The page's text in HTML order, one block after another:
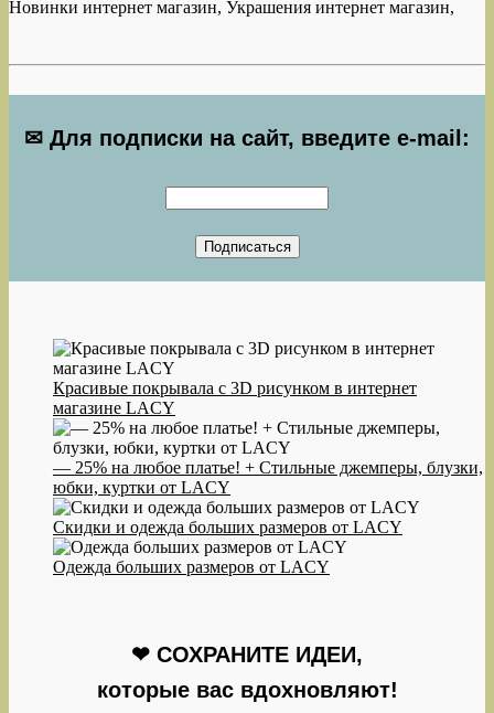
✉ Для подписки на сайт, введите e-mail:
Красивые покрывала с 3D рисунком в интернет
магазине LACY
— 25% на любое платье! + Стильные джемперы, блузки,
юбки, куртки от LACY
Скидки и одежда больших размеров от LACY
Одежда больших размеров от LACY
❤ СОХРАНИТЕ ИДЕИ,
которые вас вдохновляют!